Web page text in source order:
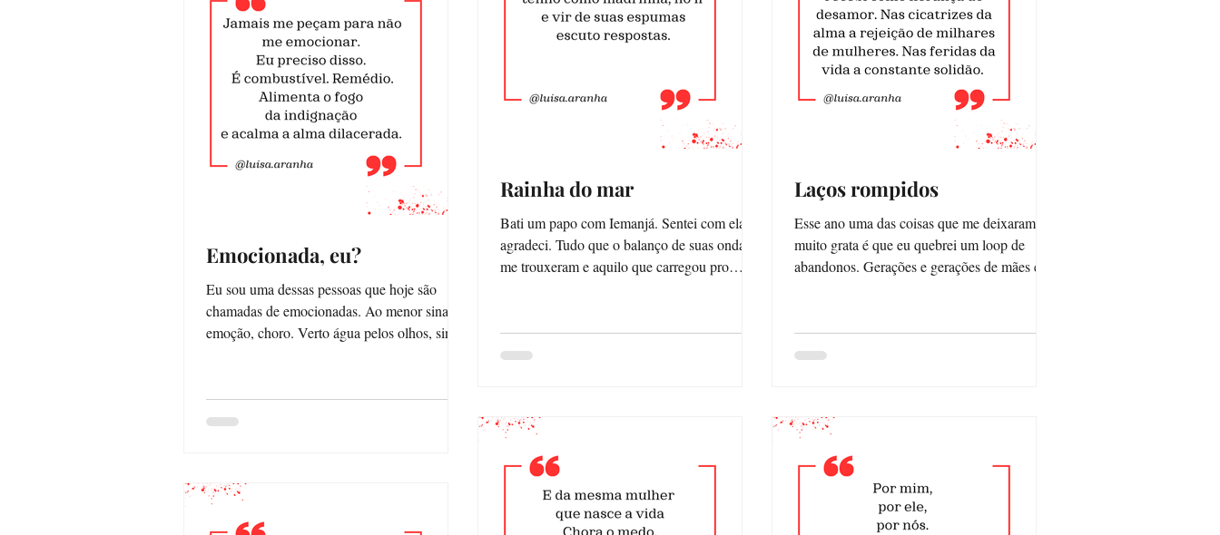
Emocionada, eu?
Eu sou uma dessas pessoas que hoje são
chamadas de emocionadas. Ao menor sinal de
emoção, choro. Verto água pelos olhos, sinto
Rainha do mar
Bati um papo com Iemanjá. Sentei com ela e
agradeci. Tudo que o balanço de suas ondas
me trouxeram e aquilo que carregou pro
Laços rompidos
Esse ano uma das coisas que me deixaram
muito grata é que eu quebrei um loop de
abandonos. Gerações e gerações de mães e